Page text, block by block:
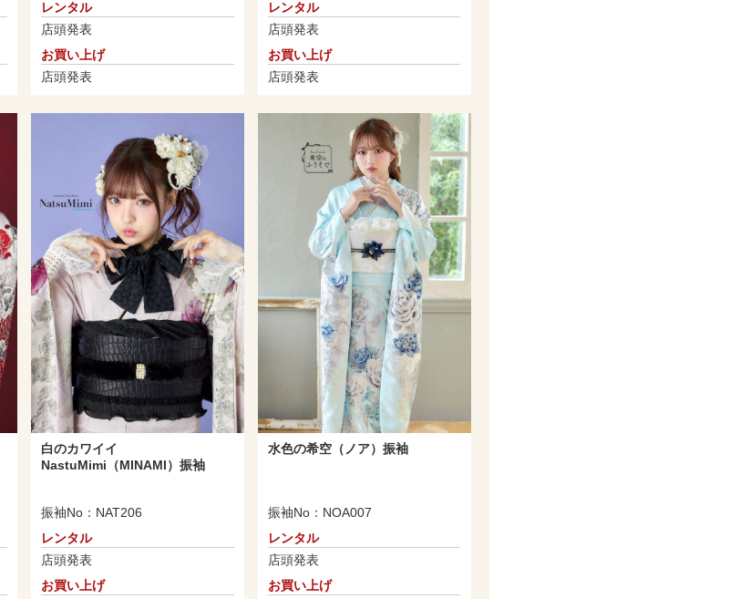
レンタル
店頭発表
お買い上げ
店頭発表
レンタル
店頭発表
お買い上げ
店頭発表
白のカワイイ
NastuMimi（MINAMI）振袖
振袖No：NAT206
レンタル
店頭発表
お買い上げ
水色の希空（ノア）振袖
振袖No：NOA007
レンタル
店頭発表
お買い上げ